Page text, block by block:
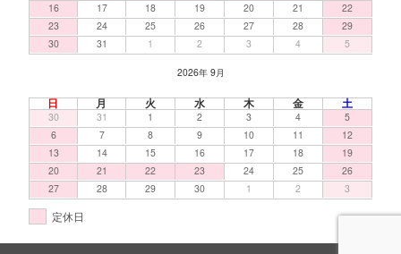
16
17 18 19 20 21
22
23
24 25 26 27 28
29
30
31 1 2 3 4 5
2026年 9月
日 月 火 水 木 金 土
30 31 1 2 3 4
5
6
7 8 9 10 11
12
13
14 15 16 17 18
19
20
21 22 23 24 25
26
27
28 29 30 1 2 3
定休日